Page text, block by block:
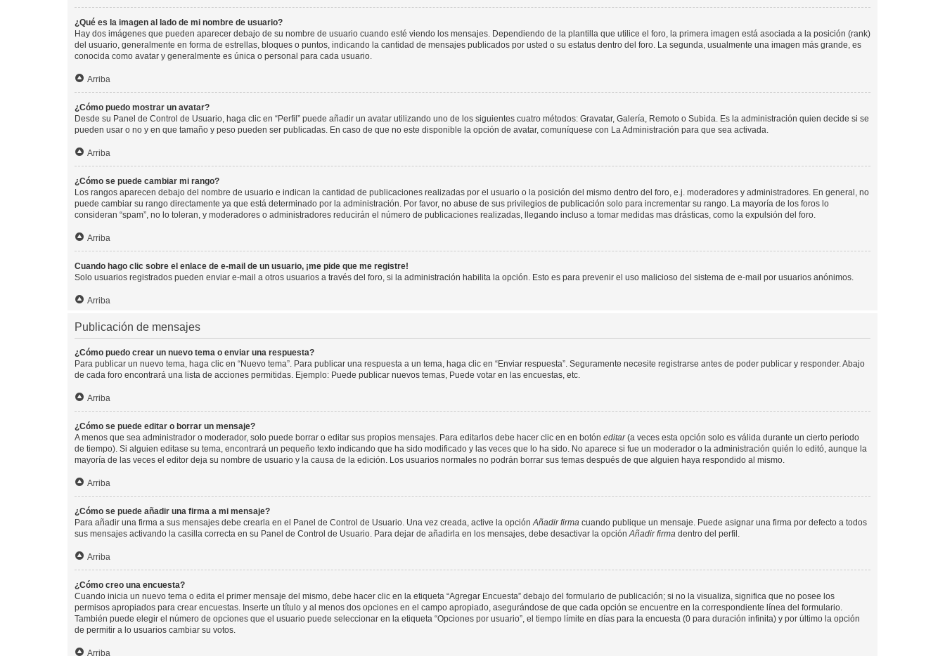
¿Qué es la imagen al lado de mi nombre de usuario?
Hay dos imágenes que pueden aparecer debajo de su nombre de usuario cuando esté viendo los mensajes. Dependiendo de la plantilla que utilice el foro, la primera imagen está asociada a la posición (rank)
del usuario, generalmente en forma de estrellas, bloques o puntos, indicando la cantidad de mensajes publicados por usted o su estatus dentro del foro. La segunda, usualmente una imagen más grande, es
conocida como avatar y generalmente es única o personal para cada usuario.
Arriba
¿Cómo puedo mostrar un avatar?
Desde su Panel de Control de Usuario, haga clic en “Perfil” puede añadir un avatar utilizando uno de los siguientes cuatro métodos: Gravatar, Galería, Remoto o Subida. Es la administración quien decide si se
pueden usar o no y en que tamaño y peso pueden ser publicadas. En caso de que no este disponible la opción de avatar, comuníquese con La Administración para que sea activada.
Arriba
¿Cómo se puede cambiar mi rango?
Los rangos aparecen debajo del nombre de usuario e indican la cantidad de publicaciones realizadas por el usuario o la posición del mismo dentro del foro, e.j. moderadores y administradores. En general, no
puede cambiar su rango directamente ya que está determinado por la administración. Por favor, no abuse de sus privilegios de publicación solo para incrementar su rango. La mayoría de los foros lo
consideran “spam”, no lo toleran, y moderadores o administradores reducirán el número de publicaciones realizadas, llegando incluso a tomar medidas mas drásticas, como la expulsión del foro.
Arriba
Cuando hago clic sobre el enlace de e-mail de un usuario, ¡me pide que me registre!
Solo usuarios registrados pueden enviar e-mail a otros usuarios a través del foro, si la administración habilita la opción. Esto es para prevenir el uso malicioso del sistema de e-mail por usuarios anónimos.
Arriba
Publicación de mensajes
¿Cómo puedo crear un nuevo tema o enviar una respuesta?
Para publicar un nuevo tema, haga clic en “Nuevo tema”. Para publicar una respuesta a un tema, haga clic en “Enviar respuesta”. Seguramente necesite registrarse antes de poder publicar y responder. Abajo
de cada foro encontrará una lista de acciones permitidas. Ejemplo: Puede publicar nuevos temas, Puede votar en las encuestas, etc.
Arriba
¿Cómo se puede editar o borrar un mensaje?
A menos que sea administrador o moderador, solo puede borrar o editar sus propios mensajes. Para editarlos debe hacer clic en en botón editar(a veces esta opción solo es válida durante un cierto periodo
de tiempo). Si alguien editase su tema, encontrará un pequeño texto indicando que ha sido modificado y las veces que lo ha sido. No aparece si fue un moderador o la administración quién lo editó, aunque la
mayoría de las veces el editor deja su nombre de usuario y la causa de la edición. Los usuarios normales no podrán borrar sus temas después de que alguien haya respondido al mismo.
Arriba
¿Cómo se puede añadir una firma a mi mensaje?
Para añadir una firma a sus mensajes debe crearla en el Panel de Control de Usuario. Una vez creada, active la opciónAñadir firma cuando publique un mensaje. Puede asignar una firma por defecto a todos
sus mensajes activando la casilla correcta en su Panel de Control de Usuario. Para dejar de añadirla en los mensajes, debe desactivar la opciónAñadir firma dentro del perfil.
Arriba
¿Cómo creo una encuesta?
Cuando inicia un nuevo tema o edita el primer mensaje del mismo, debe hacer clic en la etiqueta “Agregar Encuesta” debajo del formulario de publicación; si no la visualiza, significa que no posee los
permisos apropiados para crear encuestas. Inserte un título y al menos dos opciones en el campo apropiado, asegurándose de que cada opción se encuentre en la correspondiente línea del formulario.
También puede elegir el número de opciones que el usuario puede seleccionar en la etiqueta “Opciones por usuario”, el tiempo límite en días para la encuesta (0 para duración infinita) y por último la opción
de permitir a lo usuarios cambiar su votos.
Arriba